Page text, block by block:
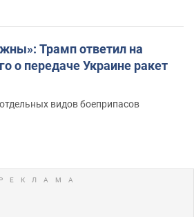
Трамп ответил на
о передаче Украине ракет
видов боеприпасов